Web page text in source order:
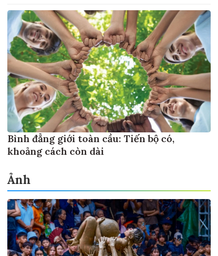
Bình đẳng giới toàn cầu: Tiến bộ có,
khoảng cách còn dài
Ảnh